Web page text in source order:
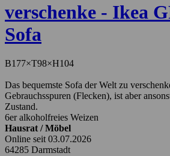
verschenke - Ikea
Sofa
B177×T98×H104
Das bequemste Sofa der Welt zu
Gebrauchsspuren (Flecken), ist aber
Zustand.
6er alkoholfreies Weizen
Hausrat / Möbel
Online seit 03.07.2026
64285 Darmstadt